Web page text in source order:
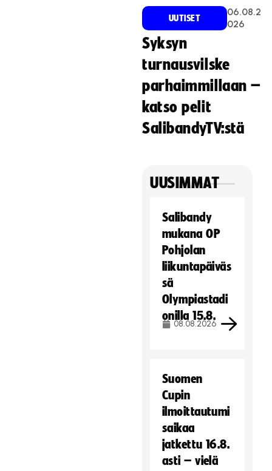
UUTISET
06.08.2
026
Syksyn
turnausvilske
parhaimmillaan –
katso pelit
SalibandyTV:stä
UUSIMMAT
Salibandy
mukana OP
Pohjolan
liikuntapäiväs
sä
Olympiastadi
onilla 15.8.
08.08.2026
Suomen
Cupin
ilmoittautumi
saikaa
jatkettu 16.8.
asti – vielä